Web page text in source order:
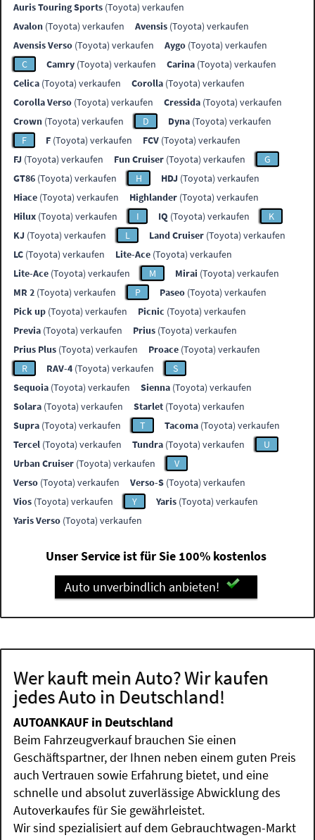
Auris Touring Sports (Toyota) verkaufen
Avalon (Toyota) verkaufen Avensis (Toyota) verkaufen
Avensis Verso (Toyota) verkaufen Aygo (Toyota) verkaufen
C
Camry (Toyota) verkaufen Carina (Toyota) verkaufen
Celica (Toyota) verkaufen Corolla (Toyota) verkaufen
Corolla Verso (Toyota) verkaufen Cressida (Toyota) verkaufen
Crown (Toyota) verkaufen D Dyna (Toyota) verkaufen
F
F (Toyota) verkaufen FCV (Toyota) verkaufen
FJ (Toyota) verkaufen Fun Cruiser (Toyota) verkaufen
G
GT86 (Toyota) verkaufen H HDJ (Toyota) verkaufen
Hiace (Toyota) verkaufen Highlander (Toyota) verkaufen
Hilux (Toyota) verkaufen I IQ (Toyota) verkaufen
K
KJ (Toyota) verkaufen L Land Cruiser (Toyota) verkaufen
LC (Toyota) verkaufen Lite-Ace (Toyota) verkaufen
Lite-Ace (Toyota) verkaufen M Mirai (Toyota) verkaufen
MR 2 (Toyota) verkaufen P Paseo (Toyota) verkaufen
Pick up (Toyota) verkaufen Picnic (Toyota) verkaufen
Previa (Toyota) verkaufen Prius (Toyota) verkaufen
Prius Plus (Toyota) verkaufen Proace (Toyota) verkaufen
R
RAV-4 (Toyota) verkaufen
S
Sequoia (Toyota) verkaufen Sienna (Toyota) verkaufen
Solara (Toyota) verkaufen Starlet (Toyota) verkaufen
Supra (Toyota) verkaufen T Tacoma (Toyota) verkaufen
Tercel (Toyota) verkaufen Tundra (Toyota) verkaufen
U
Urban Cruiser (Toyota) verkaufen
V
Verso (Toyota) verkaufen Verso-S (Toyota) verkaufen
Vios (Toyota) verkaufen Y Yaris (Toyota) verkaufen
Yaris Verso (Toyota) verkaufen
Unser Service ist für Sie 100% kostenlos
Auto unverbindlich anbieten!
Wer kauft mein Auto? Wir kaufen
jedes Auto in Deutschland!
AUTOANKAUF in Deutschland
Beim Fahrzeugverkauf brauchen Sie einen
Geschäftspartner, der Ihnen neben einem guten Preis
auch Vertrauen sowie Erfahrung bietet, und eine
schnelle und absolut zuverlässige Abwicklung des
Autoverkaufes für Sie gewährleistet.
Wir sind spezialisiert auf dem Gebrauchtwagen-Markt